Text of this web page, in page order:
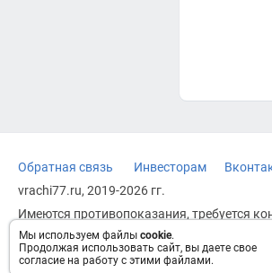
Мы используем файлы cookie.
Продолжая использовать сайт, вы даете свое
согласие на работу с этими файлами.
Обратная связь Инвесторам
vrachi77.ru, 2019-2026 гг.
Имеются противопоказания, требуется
заменяет прием врача.
Возрастное ограничение: 18+